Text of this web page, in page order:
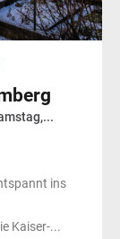
ins
Kaiser-...